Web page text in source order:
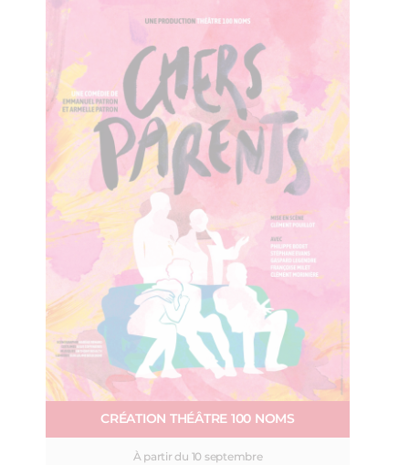
CRÉATION THÉÂTRE 100 NOMS
À partir du 10 septembre